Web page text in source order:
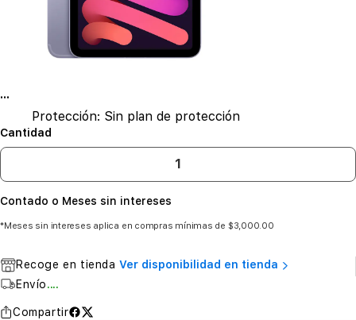
...
Protección: Sin plan de protección
Cantidad
Contado o Meses sin intereses
*Meses sin intereses aplica en compras mínimas de $3,000.00
Recoge en tienda Ver disponibilidad en tienda
Envío....
Compartir